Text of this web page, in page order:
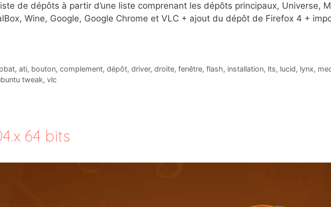
de dépôts à partir d’une liste comprenant les dépôts principaux, Universe,
Wine, Google, Google Chrome et VLC + ajout du dépôt de Firefox 4 +
, ati, bouton, complement, dépôt, driver, droite, fenêtre, flash, installation, lts, lucid, lynx,
tweak, vlc
64 bits